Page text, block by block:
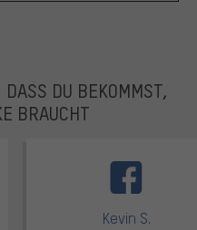
DU BEKOMMST,
BRAUCHT
Kevin S.